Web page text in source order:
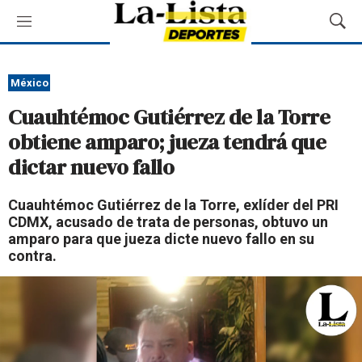
M
e
ú
M
o
q
u
México
Cuauhtémoc Gutiérrez de la Torre
obtiene amparo; jueza tendrá que
dictar nuevo fallo
Cuauhtémoc Gutiérrez de la Torre, exlíder del PRI
CDMX, acusado de trata de personas, obtuvo un
amparo para que jueza dicte nuevo fallo en su
contra.